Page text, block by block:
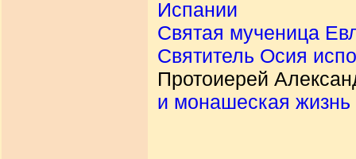
Испании
Святая мученица
Святитель Осия
Протоиерей
и монашеская